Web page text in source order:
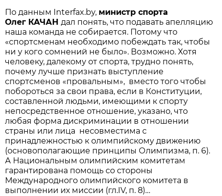
По данным Interfax.by, министр спорта
ОлегКАЧАНдал понять, что подавать апелляцию
наша команда не собирается. Потому что
«спортсменам необходимо побеждать так, чтобы
ни у кого сомнений не было». Возможно. Хотя
человеку, далекому от спорта, трудно понять,
почему лучше признать выступление
спортсменов «провальным», вместо того чтобы
побороться за свои права, если в Конституции,
составленной людьми, имеющими к спорту
непосредственное отношение, указано, что
любая форма дискриминации в отношении
страны или лица несовместима с
принадлежностью к олимпийскому движению
(основополагающие принципы Олимпизма, п. 6).
А Национальным олимпийским комитетам
гарантирована помощь со стороны
Международного олимпийского комитета в
выполнении их миссии (гл.IV, п. 8)…